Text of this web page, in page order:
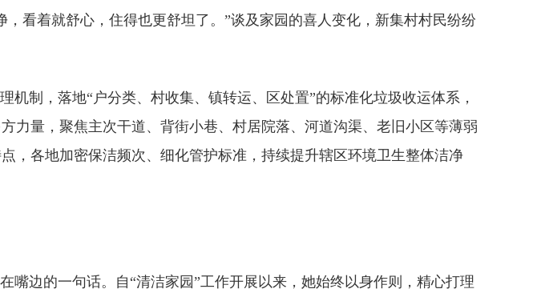
看着就舒心，住得也更舒坦了。”谈及家园的喜人变化，新集村村民纷纷
制，落地“户分类、村收集、镇转运、区处置”的标准化垃圾收运体系，
力量，聚焦主次干道、背街小巷、村居院落、河道沟渠、老旧小区等薄弱
，各地加密保洁频次、细化管护标准，持续提升辖区环境卫生整体洁净
嘴边的一句话。自“清洁家园”工作开展以来，她始终以身作则，精心打理